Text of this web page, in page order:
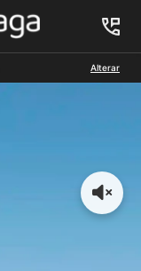
Alterar